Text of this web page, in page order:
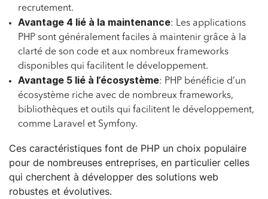
recrutement.
Avantage 4 lié à la maintenance: Les applications
PHP sont généralement faciles à maintenir grâce à la
clarté de son code et aux nombreux frameworks
disponibles qui facilitent le développement.
Avantage 5 lié à l’écosystème: PHP bénéficie d’un
écosystème riche avec de nombreux frameworks,
bibliothèques et outils qui facilitent le développement,
comme Laravel et Symfony.
Ces caractéristiques font de PHP un choix populaire
pour de nombreuses entreprises, en particulier celles
qui cherchent à développer des solutions web
robustes et évolutives.